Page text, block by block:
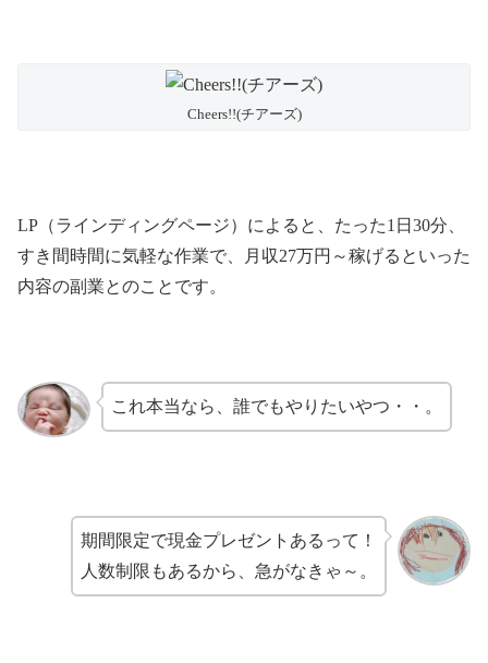
Cheers!!(チアーズ)
LP（ラインディングページ）によると、たった1日30分、
すき間時間に気軽な作業で、月収27万円～稼げるといった
内容の副業とのことです。
これ本当なら、誰でもやりたいやつ・・。
期間限定で現金プレゼントあるって！
人数制限もあるから、急がなきゃ～。